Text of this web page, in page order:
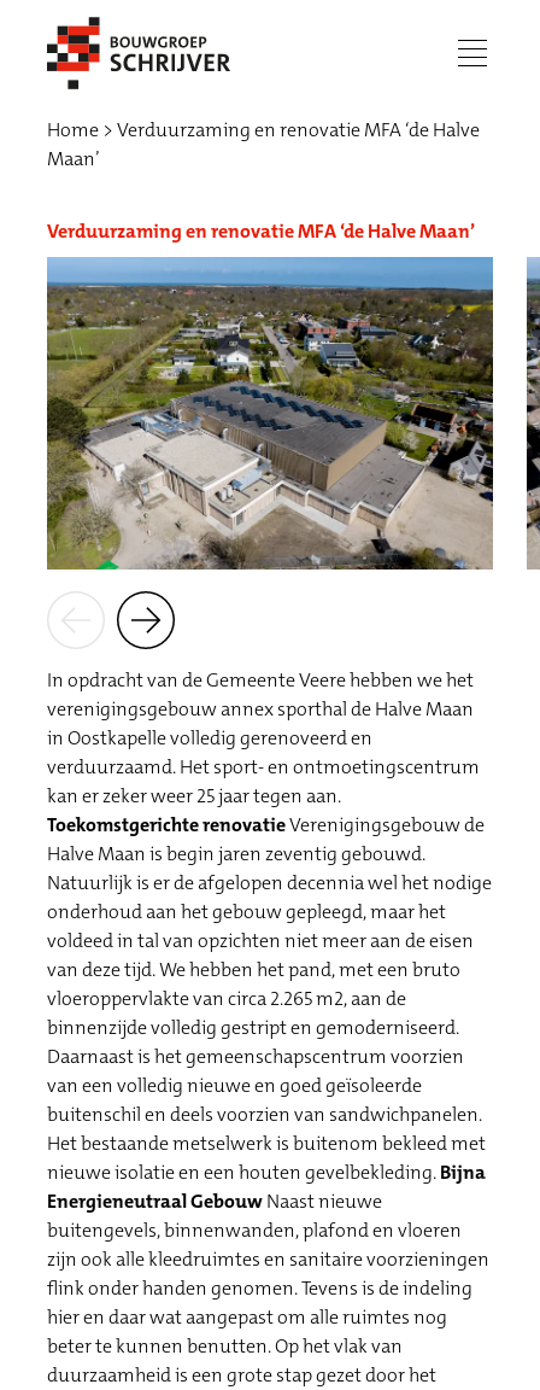
menu
Werken bij
Home
Verduurzaming en renovatie MFA ‘de Halve
Maan’
Verduurzaming en renovatie MFA ‘de Halve Maan’
In opdracht van de Gemeente Veere hebben we het
verenigingsgebouw annex sporthal de Halve Maan
in Oostkapelle volledig gerenoveerd en
verduurzaamd. Het sport- en ontmoetingscentrum
kan er zeker weer 25 jaar tegen aan.
Toekomstgerichte renovatieVerenigingsgebouw de
Halve Maan is begin jaren zeventig gebouwd.
Natuurlijk is er de afgelopen decennia wel het nodige
onderhoud aan het gebouw gepleegd, maar het
voldeed in tal van opzichten niet meer aan de eisen
van deze tijd. We hebben het pand, met een bruto
vloeroppervlakte van circa 2.265 m2, aan de
binnenzijde volledig gestript en gemoderniseerd.
Daarnaast is het gemeenschapscentrum voorzien
van een volledig nieuwe en goed geïsoleerde
buitenschil en deels voorzien van sandwichpanelen.
Het bestaande metselwerk is buitenom bekleed met
nieuwe isolatie en een houten gevelbekleding.Bijna
Energieneutraal GebouwNaast nieuwe
buitengevels, binnenwanden, plafond en vloeren
zijn ook alle kleedruimtes en sanitaire voorzieningen
flink onder handen genomen. Tevens is de indeling
hier en daar wat aangepast om alle ruimtes nog
beter te kunnen benutten. Op het vlak van
duurzaamheid is een grote stap gezet door het